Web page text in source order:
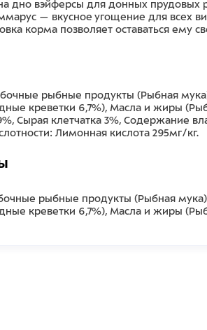
дно вэйферсы для донных прудовых
— вкусное угощение для всех
корма позволяет оставаться ему
рыбные продукты (Рыбная
креветки 6,7%), Масла и жиры
Сырая клетчатка 3%, Содержание
Лимонная кислота 295мг/кг.
рыбные продукты (Рыбная
креветки 6,7%), Масла и жиры